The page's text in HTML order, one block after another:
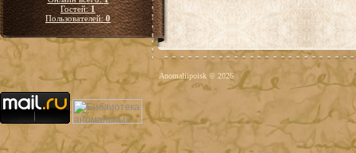
Гостей:1
Пользователей:0
Anomaliipoisk © 2026